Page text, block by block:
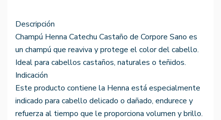
Descripción
Champú Henna Catechu Castaño de Corpore Sano es
un champú que reaviva y protege el color del cabello.
Ideal para cabellos castaños, naturales o teñidos.
Indicación
Este producto contiene la Henna está especialmente
indicado para cabello delicado o dañado, endurece y
refuerza al tiempo que le proporciona volumen y brillo.